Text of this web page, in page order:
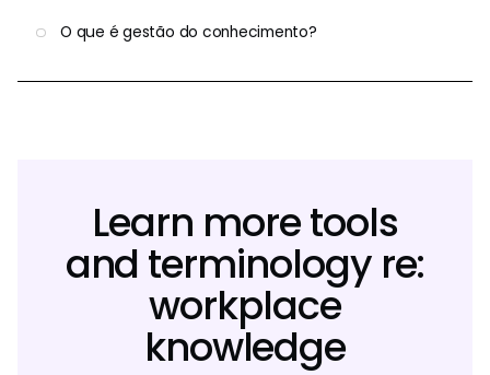
O que é gestão do conhecimento?
Learn more tools
and terminology re:
workplace
knowledge